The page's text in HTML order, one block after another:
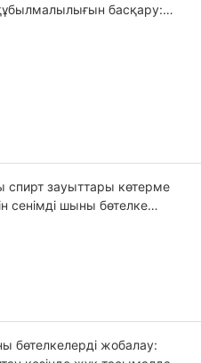
басқару:
спирт зауыттары көтерме
сенімді шыны бөтелке
бөтелкелерді жобалау: